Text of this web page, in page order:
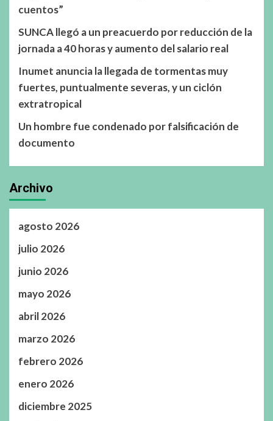
cuentos”
SUNCA llegó a un preacuerdo por reducción de la
jornada a 40 horas y aumento del salario real
Inumet anuncia la llegada de tormentas muy
fuertes, puntualmente severas, y un ciclón
extratropical
Un hombre fue condenado por falsificación de
documento
Archivo
agosto 2026
julio 2026
junio 2026
mayo 2026
abril 2026
marzo 2026
febrero 2026
enero 2026
diciembre 2025